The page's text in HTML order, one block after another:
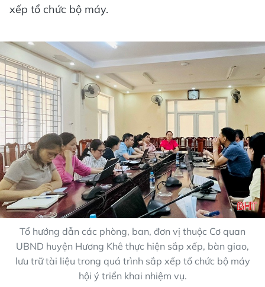
xếp tổ chức bộ máy.
Tổ hướng dẫn các phòng, ban, đơn vị thuộc Cơ quan
UBND huyện Hương Khê thực hiện sắp xếp, bàn giao,
lưu trữ tài liệu trong quá trình sắp xếp tổ chức bộ máy
hội ý triển khai nhiệm vụ.